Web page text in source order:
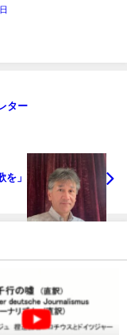
ター
を」